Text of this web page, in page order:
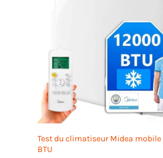
Test du climatiseur Midea mobile
BTU